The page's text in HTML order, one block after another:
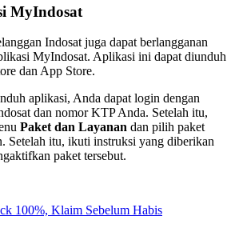
MyIndosat
Indosat juga dapat berlangganan
MyIndosat. Aplikasi ini dapat diunduh
dan App Store.
aplikasi, Anda dapat login dengan
dan nomor KTP Anda. Setelah itu,
Paket dan Layanan dan pilih paket
Setelah itu, ikuti instruksi yang diberikan
paket tersebut.
100%, Klaim Sebelum Habis